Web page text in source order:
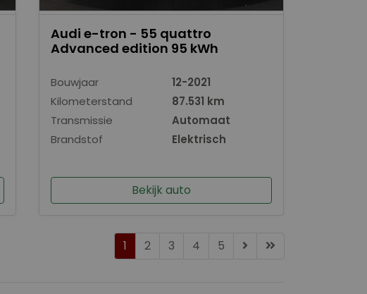
Audi e-tron - 55 quattro
Advanced edition 95 kWh
Bouwjaar
12-2021
Kilometerstand
87.531 km
Transmissie
Automaat
Brandstof
Elektrisch
Bekijk auto
1 2 3 4 5